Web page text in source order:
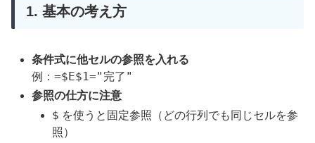
1. 基本の考え方
条件式に他セルの参照を入れる
例：=$E$1="完了"
参照の仕方に注意
$ を使うと固定参照（どの行列でも同じセルを参
照）